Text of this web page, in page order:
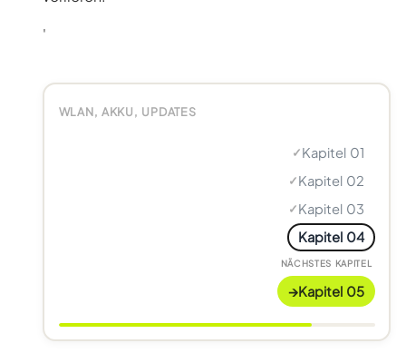
'
WLAN, AKKU, UPDATES
✓Kapitel 01
✓Kapitel 02
✓Kapitel 03
Kapitel 04
NÄCHSTES KAPITEL
→Kapitel 05